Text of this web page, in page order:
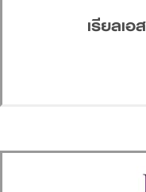
เรียลเ